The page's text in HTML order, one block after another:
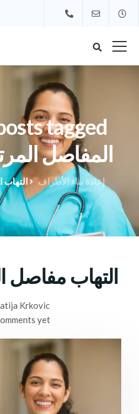
المفاصل
إعادة بناء الأطراف
التهاب مفاصل
Krkovic
yet